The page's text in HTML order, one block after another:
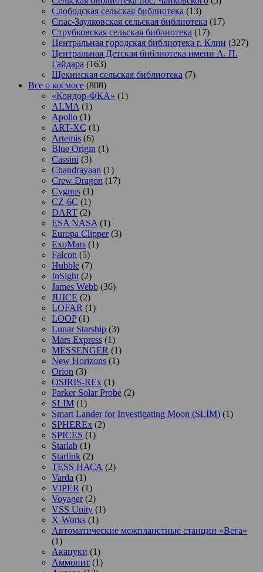
Слободская сельская библиотека (13)
Спас-Заулковская сельская библиотека (17)
Струбковская сельская библиотека (17)
Центральная городская библиотека г. Клин (327)
Центральная Детская библиотека имени А. П.
Гайдара (163)
Щекинская сельская библиотека (7)
Все о космосе (808)
«Кондор-ФКА» (1)
ALMA (1)
Apollo (1)
ART-XC (1)
Artemis (6)
Blue Origin (1)
Cassini (3)
Chandrayaan (1)
Crew Dragon (17)
Cygnus (1)
CZ-6C (1)
DART (2)
ESA NASA (1)
Europa Clipper(3)
ExoMars (1)
Falcon (5)
Hubble (7)
InSight (2)
James Webb (36)
JUICE (2)
LOFAR (1)
LOOP(1)
Lunar Starship (3)
Mars Express (1)
MESSENGER (1)
New Horizons (1)
Orion (3)
OSIRIS-REx (1)
Parker Solar Probe (2)
SLIM (1)
Smart Lander for Investigating Moon (SLIM) (1)
SPHEREx (2)
SPICES (1)
Starlab (1)
Starlink (2)
TESS НАСА (2)
Varda (1)
VIPER (1)
Voyager(2)
VSS Unity (1)
X-Works (1)
Автоматические межпланетные станции «Вега»
(1)
Акацуки (1)
Аммонит (1)